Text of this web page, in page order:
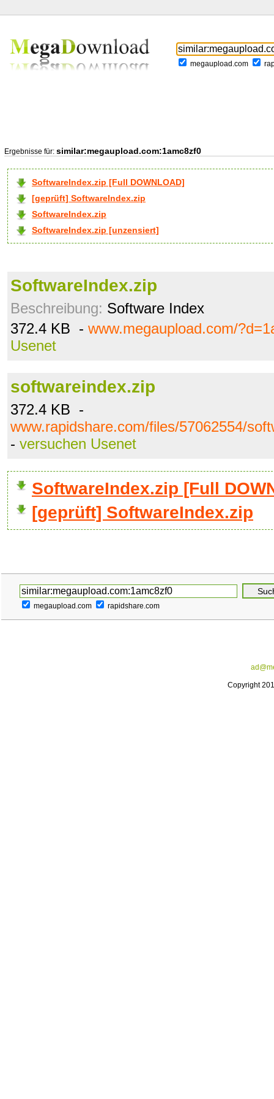
megaupload.com
Ergebnisse für: similar:megaupload.com:1amc8zf0
SoftwareIndex.zip [Full DOWNLOAD]
[geprüft] SoftwareIndex.zip
SoftwareIndex.zip
SoftwareIndex.zip [unzensiert]
SoftwareIndex.zip
Beschreibung: Software Index
372.4 KB - www.megaupload.com/
Usenet
softwareindex.zip
372.4 KB -
www.rapidshare.com/files/57062554/
- versuchen Usenet
SoftwareIndex.zip [Full
[geprüft] SoftwareIndex.zip
megaupload.com rapidshare.com
Copyright